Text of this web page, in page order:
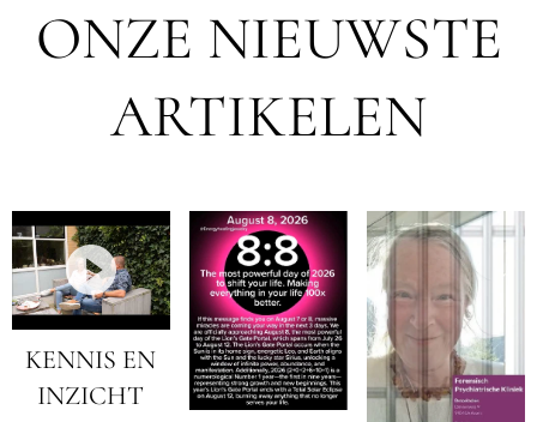
ONZE NIEUWSTE
ARTIKELEN
KENNIS EN
INZICHT